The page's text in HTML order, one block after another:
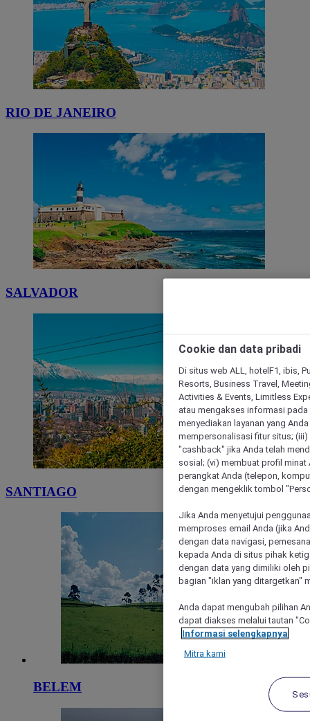
RIO DE JANEIRO
SALVADOR
SANTIAGO
BELEM
Cookie dan data pribadi
Di situs web ALL, hotelF1, ibis,
Resorts, Business Travel,
Activities & Events, Limitless
atau mengakses informasi
menyediakan layanan yang
mempersonalisasi fitur situs;
"cashback" jika Anda telah
sosial; (vi) membuat profil
perangkat Anda (telepon,
dengan mengeklik tombol
Jika Anda menyetujui
memproses email Anda (jika
dengan data navigasi,
kepada Anda di situs pihak
dengan data yang dimiliki oleh
bagian "iklan yang ditargetkan"
Anda dapat mengubah pilihan
dapat diakses melalui tautan
Informasi selengkapnya
Mitra kami